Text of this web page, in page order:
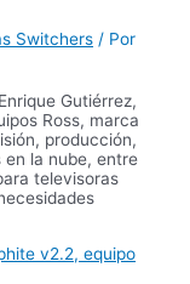
Switchers / Por
Gutiérrez,
Ross, marca
producción,
la nube, entre
televisoras
v2.2, equipo